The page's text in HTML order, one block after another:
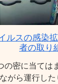
ルスの感染
者の取り
の密に当ては
がら運行し